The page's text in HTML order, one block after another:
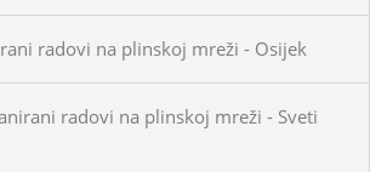
radovi na plinskoj mreži - Osijek
radovi na plinskoj mreži - Sveti